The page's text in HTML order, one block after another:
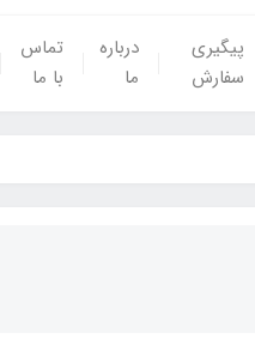
پیگیری
سفارش
درباره
ما
تماس
با ما